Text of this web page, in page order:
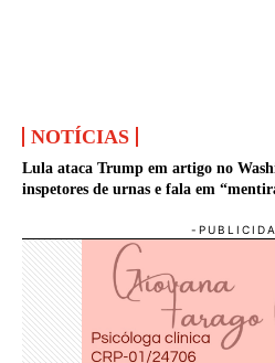
NOTÍCIAS
Lula ataca Trump em artigo no
inspetores de urnas e fala em